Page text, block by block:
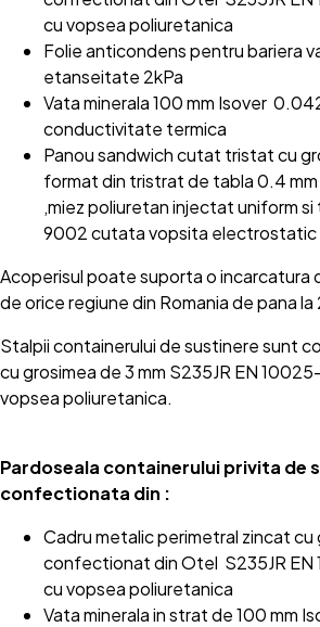
cu vopsea poliuretanica
Folie anticondens pentru bariera
etanseitate 2kPa
Vata minerala 100 mm Isover
conductivitate termica
Panou sandwich cutat tristat cu
format din tristrat de tabla 0.4
,miez poliuretan injectat uniform si
9002 cutata vopsita electrostatic
Acoperisul poate suporta o incarcatura
de orice regiune din Romania de pana
Stalpii containerului de sustinere sunt
cu grosimea de 3 mm S235JR EN
vopsea poliuretanica.
Pardoseala containerului privita de
confectionata din :
Cadru metalic perimetral zincat cu
confectionat din Otel S235JR
cu vopsea poliuretanica
Vata minerala in strat de 100 mm